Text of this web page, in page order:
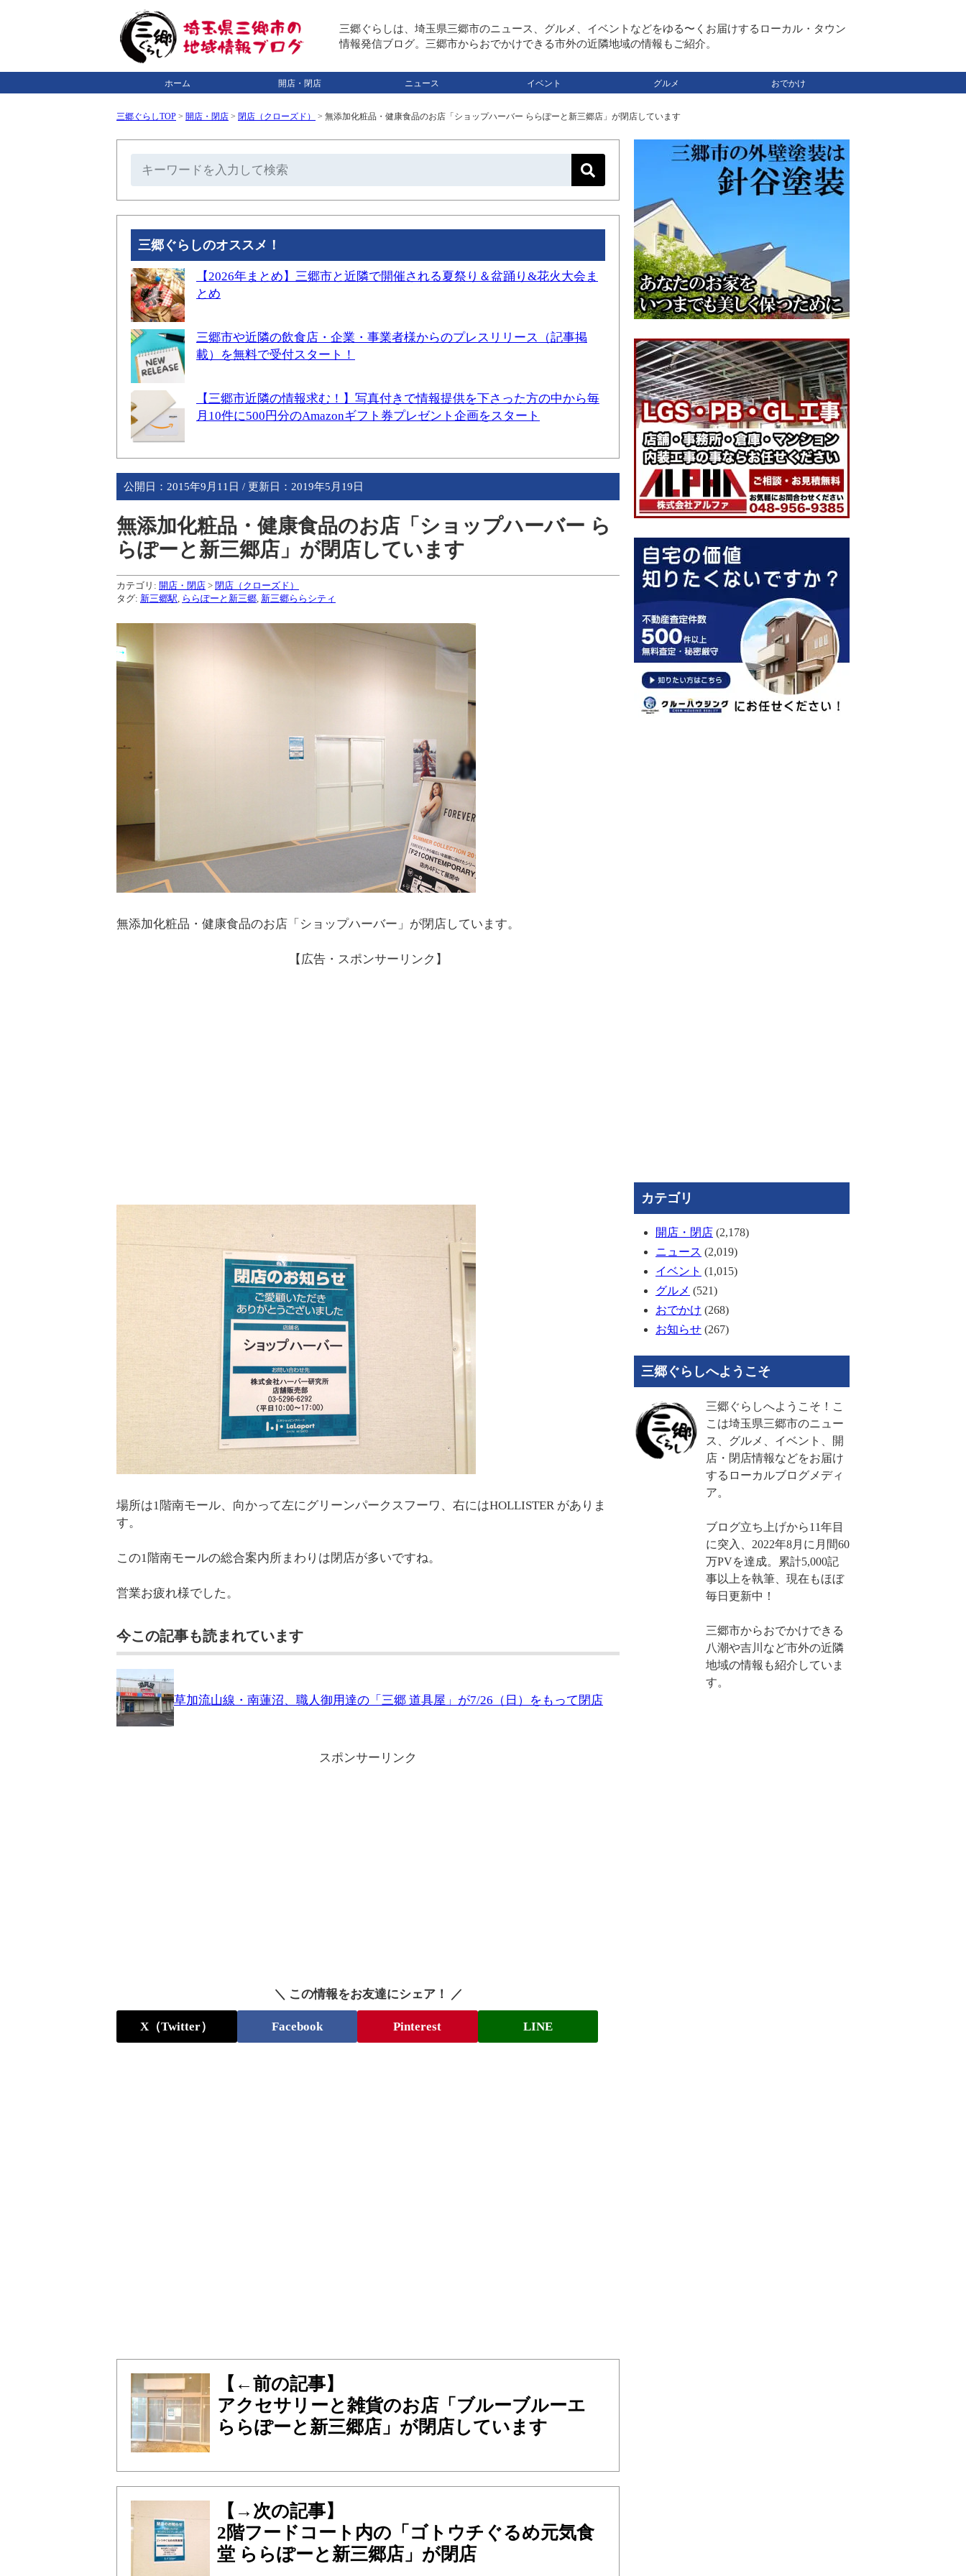
三郷ぐらしは、埼玉県三郷市のニュース、グルメ、イベントなどをゆる〜くお届けするローカル・タウン
情報発信ブログ。三郷市からおでかけできる市外の近隣地域の情報もご紹介。
ホーム 開店・閉店 ニュース イベント グルメ おでかけ
三郷ぐらしTOP > 開店・閉店 > 閉店（クローズド） > 無添加化粧品・健康食品のお店「ショップハーバー ららぽーと新三郷店」が閉店しています
三郷ぐらしのオススメ！
【2026年まとめ】三郷市と近隣で開催される夏祭り＆盆踊り&花火大会ま
とめ
三郷市や近隣の飲食店・企業・事業者様からのプレスリリース（記事掲
載）を無料で受付スタート！
【三郷市近隣の情報求む！】写真付きで情報提供を下さった方の中から毎
月10件に500円分のAmazonギフト券プレゼント企画をスタート
公開日： 2015年9月11日 / 更新日： 2019年5月19日
無添加化粧品・健康食品のお店「ショップハーバー ら
らぽーと新三郷店」が閉店しています
カテゴリ: 開店・閉店 > 閉店（クローズド）
タグ: 新三郷駅 ららぽーと新三郷 新三郷ららシティ
無添加化粧品・健康食品のお店「ショップハーバー」が閉店しています。
【広告・スポンサーリンク】
場所は1階南モール、向かって左にグリーンパークスフーワ、右にはHOLLISTER がありま
す。
この1階南モールの総合案内所まわりは閉店が多いですね。
営業お疲れ様でした。
今この記事も読まれています
草加流山線・南蓮沼、職人御用達の「三郷 道具屋」が7/26（日）をもって閉店
スポンサーリンク
＼ この情報をお友達にシェア！ ／
X（Twitter） Facebook Pinterest LINE
【←前の記事】
アクセサリーと雑貨のお店「ブルーブルーエ
ららぽーと新三郷店」が閉店しています
【→次の記事】
2階フードコート内の「ゴトウチぐるめ元気食
堂 ららぽーと新三郷店」が閉店
カテゴリ
開店・閉店 (2,178)
ニュース (2,019)
イベント (1,015)
グルメ (521)
おでかけ (268)
お知らせ (267)
三郷ぐらしへようこそ
三郷ぐらしへようこそ！こ
こは埼玉県三郷市のニュー
ス、グルメ、イベント、開
店・閉店情報などをお届け
するローカルブログメディ
ア。
ブログ立ち上げから11年目
に突入、2022年8月に月間60
万PVを達成。累計5,000記
事以上を執筆、現在もほぼ
毎日更新中！
三郷市からおでかけできる
八潮や吉川など市外の近隣
地域の情報も紹介していま
す。